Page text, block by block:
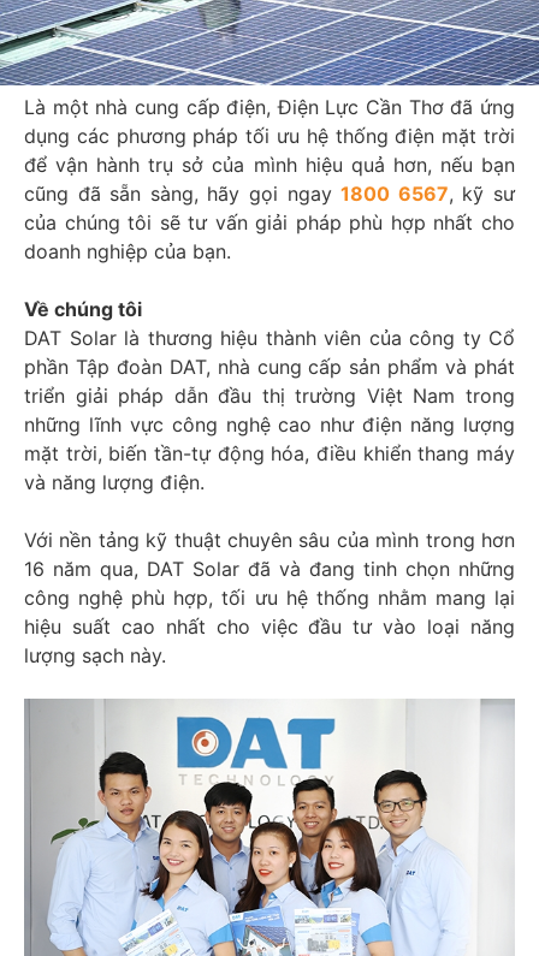
Là một nhà cung cấp điện, Điện Lực Cần Thơ đã ứng
dụng các phương pháp tối ưu hệ thống điện mặt trời
để vận hành trụ sở của mình hiệu quả hơn, nếu bạn
cũng đã sẵn sàng, hãy gọi ngay1800 6567, kỹ sư
của chúng tôi sẽ tư vấn giải pháp phù hợp nhất cho
doanh nghiệp của bạn.
Về chúng tôi
DAT Solar là thương hiệu thành viên của công ty Cổ
phần Tập đoàn DAT, nhà cung cấp sản phẩm và phát
triển giải pháp dẫn đầu thị trường Việt Nam trong
những lĩnh vực công nghệ cao như điện năng lượng
mặt trời, biến tần-tự động hóa, điều khiển thang máy
và năng lượng điện.
Với nền tảng kỹ thuật chuyên sâu của mình trong hơn
16 năm qua, DAT Solar đã và đang tinh chọn những
công nghệ phù hợp, tối ưu hệ thống nhằm mang lại
hiệu suất cao nhất cho việc đầu tư vào loại năng
lượng sạch này.